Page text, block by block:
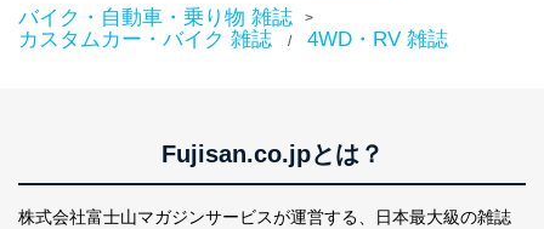
バイク・自動車・乗り物 雑誌 >
カスタムカー・バイク 雑誌 / 4WD・RV 雑誌
Fujisan.co.jpとは？
株式会社富士山マガジンサービスが運営する、
日本最大級の雑誌